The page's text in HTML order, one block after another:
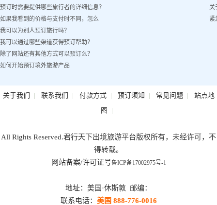
预订时需要提供哪些旅行者的详细信息？
如果我看到的价格与支付时不同，怎么
办？
我可以为别人预订旅行吗？
我可以通过哪些渠道获得预订帮助？
除了网站还有其他方式可以预订么？
如何开始预订境外旅游产品
关
紧
关于我们 | 联系我们 | 付款方式| 预订须知 | 常见问题| 站点地
图 |
All Rights Reserved.君行天下出境旅游平台版权所有，未经许可，不
得转载。
网站备案/许可证号鲁ICP备17002975号-1
地址：美国·休斯敦 邮编：
联系电话： 美国 888-776-0016